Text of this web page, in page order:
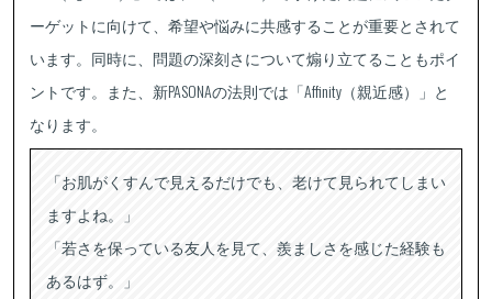
ーゲットに向けて、希望や悩みに共感することが重要とされて
います。同時に、問題の深刻さについて煽り立てることもポイ
ントです。また、新PASONAの法則では「Affinity（親近感）」と
なります。
「お肌がくすんで見えるだけでも、老けて見られてしまい
ますよね。」
「若さを保っている友人を見て、羨ましさを感じた経験も
あるはず。」